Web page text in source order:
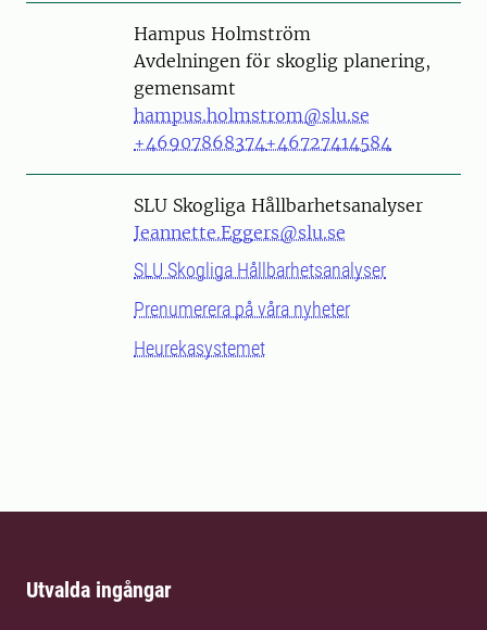
PersonHampus Holmström
Avdelningen för skoglig planering,
gemensamt
hampus.holmstrom@slu.se
+46907868374+46727414584
SLU Skogliga Hållbarhetsanalyser
Jeannette.Eggers@slu.se
SLU Skogliga Hållbarhetsanalyser
Prenumerera på våra nyheter
Heurekasystemet
Utvalda ingångar